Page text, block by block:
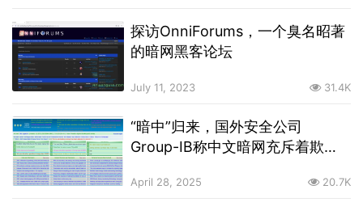
探访OnniForums，一个臭名昭著
的暗网黑客论坛
July 11, 2023 31.4K
“暗中”归来，国外安全公司
Group-IB称中文暗网充斥着欺诈
April 28, 2025 20.7K